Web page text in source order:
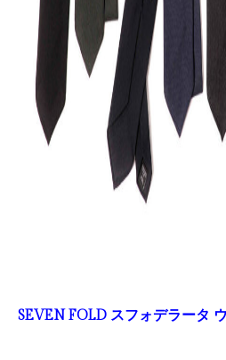
SEVEN FOLD スフォデラータ